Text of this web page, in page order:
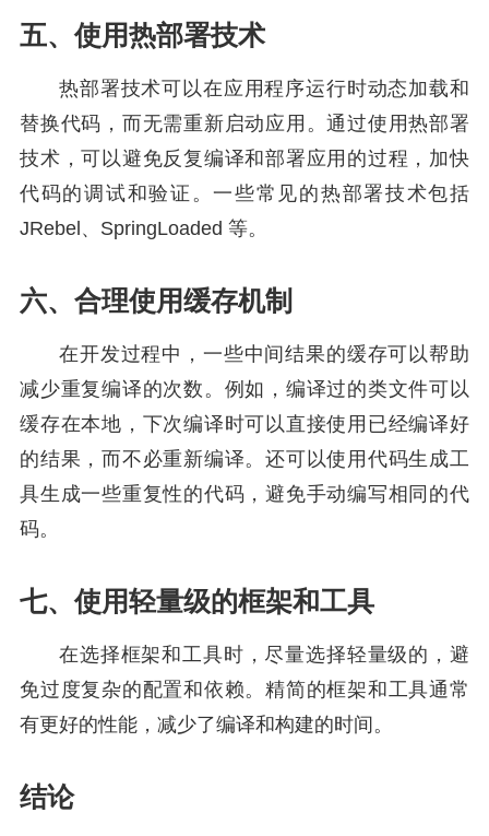
五、使用热部署技术
热部署技术可以在应用程序运行时动态加载和
替换代码，而无需重新启动应用。通过使用热部署
技术，可以避免反复编译和部署应用的过程，加快
代码的调试和验证。一些常见的热部署技术包括
JRebel、SpringLoaded 等。
六、合理使用缓存机制
在开发过程中，一些中间结果的缓存可以帮助
减少重复编译的次数。例如，编译过的类文件可以
缓存在本地，下次编译时可以直接使用已经编译好
的结果，而不必重新编译。还可以使用代码生成工
具生成一些重复性的代码，避免手动编写相同的代
码。
七、使用轻量级的框架和工具
在选择框架和工具时，尽量选择轻量级的，避
免过度复杂的配置和依赖。精简的框架和工具通常
有更好的性能，减少了编译和构建的时间。
结论